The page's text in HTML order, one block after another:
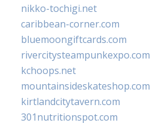
nikko-tochigi.net
caribbean-corner.com
bluemoongiftcards.com
rivercitysteampunkexpo.com
kchoops.net
mountainsideskateshop.com
kirtlandcitytavern.com
301nutritionspot.com